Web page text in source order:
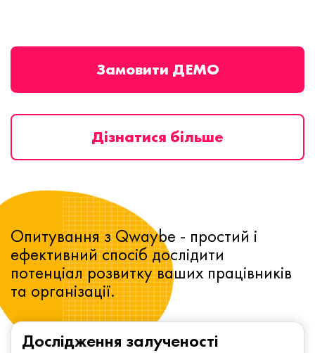
Замовити ДЕМО
Дізнатися більше
Дослідження залученості
Опитування з Qwaybe - простий і
ефективний спосіб дослідити
потенціал розвитку ваших працівників
та організації.